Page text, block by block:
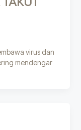
virus dan
mendengar